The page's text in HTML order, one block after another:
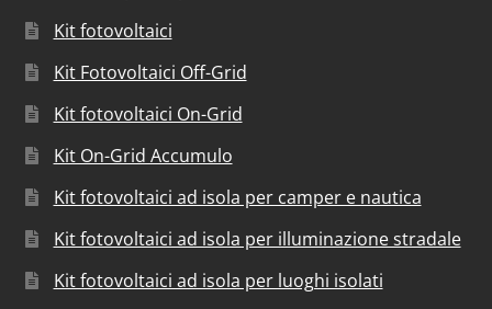
Kit fotovoltaici
Kit Fotovoltaici Off-Grid
Kit fotovoltaici On-Grid
Kit On-Grid Accumulo
Kit fotovoltaici ad isola per camper e nautica
Kit fotovoltaici ad isola per illuminazione stradale
Kit fotovoltaici ad isola per luoghi isolati